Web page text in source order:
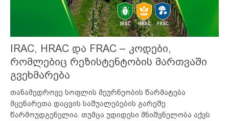
IRAC, HRAC და FRAC – კოდები,
რომლებიც რეზისტენტობის მართვაში
გვეხმარება
თანამედროვე სოფლის მეურნეობის წარმატება
მცენარეთა დაცვის საშუალებების გარეშე
წარმოუდგენელია. თუმცა უდიდესი მნიშვნელობა აქვს